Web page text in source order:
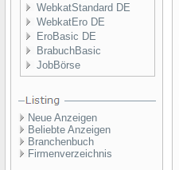
WebkatStandard DE
WebkatEro DE
EroBasic DE
BrabuchBasic
JobBörse
Neue Anzeigen
Beliebte Anzeigen
Branchenbuch
Firmenverzeichnis